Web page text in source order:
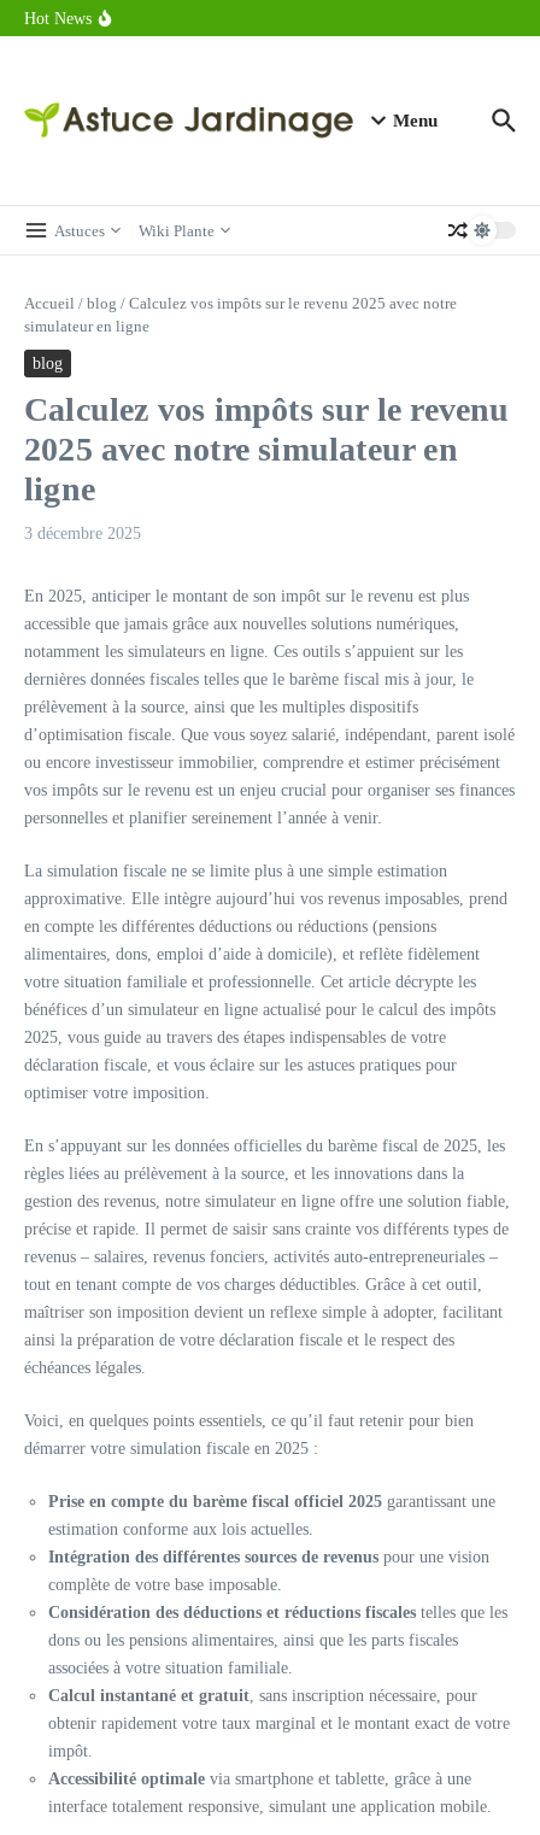
Aller au contenu
Hot News
Combien de calories dans un croque monsieur en 2025 ?
Menu
Astuces Wiki Plante
Accueil / blog / Calculez vos impôts sur le revenu 2025 avec notre
simulateur en ligne
blog
Calculez vos impôts sur le revenu
2025 avec notre simulateur en
ligne
3 décembre 2025
En 2025, anticiper le montant de son impôt sur le revenu est plus
accessible que jamais grâce aux nouvelles solutions numériques,
notamment les simulateurs en ligne. Ces outils s’appuient sur les
dernières données fiscales telles que le barème fiscal mis à jour, le
prélèvement à la source, ainsi que les multiples dispositifs
d’optimisation fiscale. Que vous soyez salarié, indépendant, parent isolé
ou encore investisseur immobilier, comprendre et estimer précisément
vos impôts sur le revenu est un enjeu crucial pour organiser ses finances
personnelles et planifier sereinement l’année à venir.
La simulation fiscale ne se limite plus à une simple estimation
approximative. Elle intègre aujourd’hui vos revenus imposables, prend
en compte les différentes déductions ou réductions (pensions
alimentaires, dons, emploi d’aide à domicile), et reflète fidèlement
votre situation familiale et professionnelle. Cet article décrypte les
bénéfices d’un simulateur en ligne actualisé pour le calcul des impôts
2025, vous guide au travers des étapes indispensables de votre
déclaration fiscale, et vous éclaire sur les astuces pratiques pour
optimiser votre imposition.
En s’appuyant sur les données officielles du barème fiscal de 2025, les
règles liées au prélèvement à la source, et les innovations dans la
gestion des revenus, notre simulateur en ligne offre une solution fiable,
précise et rapide. Il permet de saisir sans crainte vos différents types de
revenus – salaires, revenus fonciers, activités auto-entrepreneuriales –
tout en tenant compte de vos charges déductibles. Grâce à cet outil,
maîtriser son imposition devient un reflexe simple à adopter, facilitant
ainsi la préparation de votre déclaration fiscale et le respect des
échéances légales.
Voici, en quelques points essentiels, ce qu’il faut retenir pour bien
démarrer votre simulation fiscale en 2025 :
Prise en compte du barème fiscal officiel 2025 garantissant une
estimation conforme aux lois actuelles.
Intégration des différentes sources de revenus pour une vision
complète de votre base imposable.
Considération des déductions et réductions fiscales telles que les
dons ou les pensions alimentaires, ainsi que les parts fiscales
associées à votre situation familiale.
Calcul instantané et gratuit, sans inscription nécessaire, pour
obtenir rapidement votre taux marginal et le montant exact de votre
impôt.
Accessibilité optimale via smartphone et tablette, grâce à une
interface totalement responsive, simulant une application mobile.